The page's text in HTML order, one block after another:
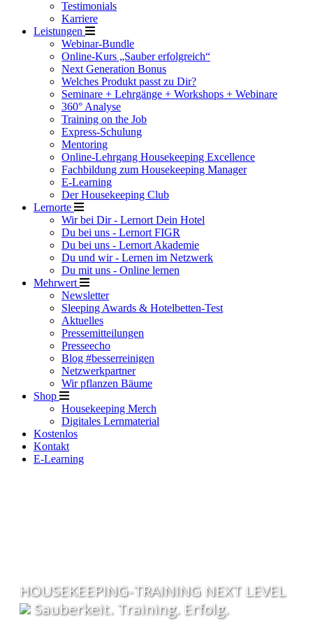
Testimonials
Karriere
Leistungen
Webinar-Bundle
Online-Kurs „Sauber erfolgreich“
Next Generation Bonus
Welches Produkt passt zu Dir?
Seminare + Lehrgänge + Workshops + Webinare
360° Analyse
Training on the Job
Express-Schulung
Mentoring
Online-Lehrgang Housekeeping Excellence
Fachbildung zum Housekeeping Manager
E-Learning
Der Housekeeping Club
Lernorte
Wir bei Dir - Lernort Dein Hotel
Du bei uns - Lernort FIGR
Du bei uns - Lernort Akademie
Du und wir - Lernen im Netzwerk
Du mit uns - Online lernen
Mehrwert
Newsletter
Sleeping Awards & Hotelbetten-Test
Aktuelles
Pressemitteilungen
Presseecho
Blog #besserreinigen
Netzwerkpartner
Wir pflanzen Bäume
Shop
Housekeeping Merch
Digitales Lernmaterial
Kostenlos
Kontakt
E-Learning
HOUSEKEEPING-TRAINING NEXT LEVEL
Sauberkeit. Training. Erfolg.